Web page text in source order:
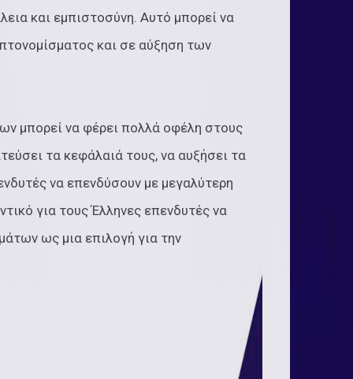
και εμπιστοσύνη. Αυτό μπορεί να
και σε αύξηση των
μπορεί να φέρει πολλά οφέλη στους
τα κεφάλαιά τους, να αυξήσει τα
να επενδύσουν με μεγαλύτερη
για τους Έλληνες επενδυτές να
ως μια επιλογή για την